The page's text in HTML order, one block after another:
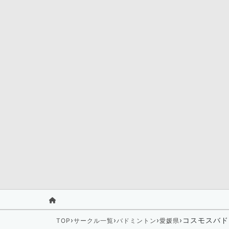
TOP ›サークル一覧›バドミントン ›愛媛県› コスモスバ